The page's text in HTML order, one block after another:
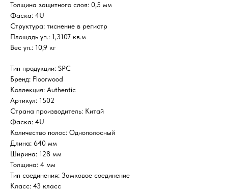
Толщина защитного слоя: 0,5 мм
Фаска: 4U
Структура: тиснение в регистр
Площадь уп.: 1,3107 кв.м
Вес уп.: 10,9 кг
Тип продукции: SPC
Бренд: Floorwood
Коллекция: Authentic
Артикул: 1502
Страна производитель: Китай
Фаска: 4U
Количество полос: Однополосный
Длина: 640 мм
Ширина: 128 мм
Толщина: 4 мм
Тип соединения: Замковое соединение
Класс: 43 класс